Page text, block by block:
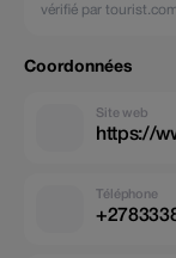
vérifié par tourist.com
Coordonnées
Site web
https://
Téléphone